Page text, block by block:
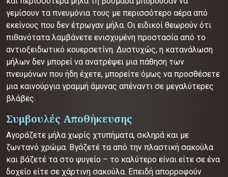
γεμίσουν τα πνευμόνια τους με περισσότερο αέρα από
εκείνους που δεν έτρωγαν μήλα. Οι ειδικοί θεωρούν ότι
πιθανότατα λαμβάνετε ενισχυμένη προστασία από το
αντιοξειδωτικό κουερσετίνη. Δυστυχώς, η κατανάλωση
μήλων δεν μπορεί να ανατρέψει μια πάθηση των
πνευμόνων που ήδη έχετε, μπορείτε όμως να προσθέσετε
μια καινούργια γραμμή άμυνας απέναντι σε μεγαλύτερες
βλάβες.
Συμβουλές Αποθήκευσης
Αγοράζετε μήλα χωρίς χτυπήματα, σκληρά και με
ζωντανό χρώμα. Βγάζετέ τα από την πλαστική σακούλα
και βάζετέ τα στο ψυγείο – το καλύτερο είναι είτε σε ένα
δοχείο είτε σε χάρτινη σακούλα. Επειδή απορροφούν